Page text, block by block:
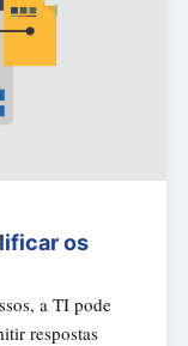
os
a TI pode
respostas